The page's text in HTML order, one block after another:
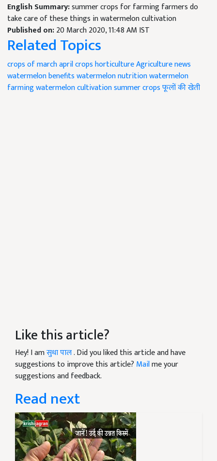
English Summary:summer crops for farming farmers do
take care of these things in watermelon cultivation
Published on:20 March 2020, 11:48 AM IST
Related Topics
crops of marchapril cropshorticultureAgriculture news
watermelon benefitswatermelon nutritionwatermelon
farmingwatermelon cultivationsummer cropsफूलों की खेती
Like this article?
Hey! I amसुधा पाल. Did you liked this article and have
suggestions to improve this article? Mailme your
suggestions and feedback.
Read next